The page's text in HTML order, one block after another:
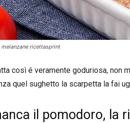
ricettasprint
così é veramente goduriosa, non
quel sughetto la scarpetta la fai
il pomodoro, la